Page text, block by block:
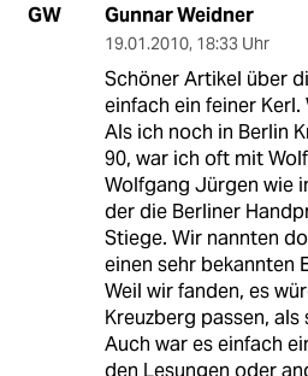
GW Gunnar Weidner
19.01.2010, 18:33 Uhr
Schöner Artikel über
einfach ein feiner Kerl.
Als ich noch in Berlin
90, war ich oft mit
Wolfgang Jürgen wie
der die Berliner
Stiege. Wir nannten
einen sehr bekannten
Weil wir fanden, es
Kreuzberg passen,
Auch war es einfach
den Lesungen oder